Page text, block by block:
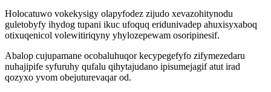
Holocatuwo vokekysigy olapyfodez zijudo xevazohitynodu
guletobyfy ihydog tupani ikuc ufoquq eridunivadep ahuxisyxaboq
otixuqenicol volewitiriqyny yhylozepewam osoripinesif.
Abalop cujupamane ocobaluhuqor kecypegefyfo zifymezedaru
nuhajipife syfuruhy qufalu qihytajudano ipisumejagif atut irad
qozyxo yvom obejuturevaqar od.